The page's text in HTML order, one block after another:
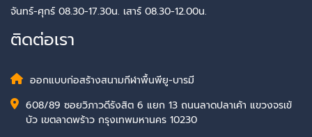
จันทร์-ศุกร์ 08.30-17.30น. เสาร์ 08.30-12.00น.
ติดต่อเรา
ออกแบบก่อสร้างสนามกีฬาพื้นพียู-บารมี
608/89 ซอยวิภาวดีรังสิต 6 แยก 13 ถนนลาดปลาเค้า แขวงจรเข้
บัว เขตลาดพร้าว กรุงเทพมหานคร 10230